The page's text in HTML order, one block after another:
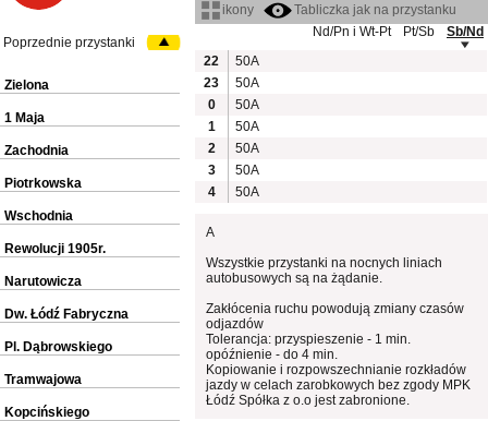
ikony
Tabliczka jak na przystanku
Nd/Pn i Wt-Pt
Pt/Sb
Sb/Nd
22
50A
23
50A
0
50A
1
50A
2
50A
3
50A
4
50A
A
Wszystkie przystanki na nocnych liniach
autobusowych są na żądanie.
Zakłócenia ruchu powodują zmiany czasów
odjazdów
Tolerancja: przyspieszenie - 1 min.
opóźnienie - do 4 min.
Kopiowanie i rozpowszechnianie rozkładów
jazdy w celach zarobkowych bez zgody MPK
Łódź Spółka z o.o jest zabronione.
Poprzednie przystanki
Zielona
1 Maja
Zachodnia
Piotrkowska
Wschodnia
Rewolucji 1905r.
Narutowicza
Dw. Łódź Fabryczna
Pl. Dąbrowskiego
Tramwajowa
Kopcińskiego